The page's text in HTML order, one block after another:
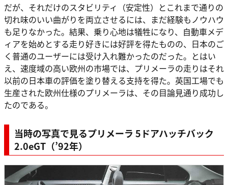
だが、それだけのスタビリティ（安定性）とこれまで通りの
切れ味のいい曲がりを両立させるには、まだ経験もノウハウ
も足りなかった。結果、乗り心地は犠牲になり、自動車メデ
ィアを始めとする走り好きには好評を得たものの、日本のご
く普通のユーザーには受け入れ難かったのだった。とはい
え、速度域の高い欧州の市場では、プリメーラの走りはそれ
以前の日本車の評価を塗り替える支持を得た。英国工場でも
生産された欧州仕様のプリメーラは、その目論見通り成功し
たのである。
当時の写真で見るプリメーラ 5ドアハッチバック
2.0eGT（’92年）